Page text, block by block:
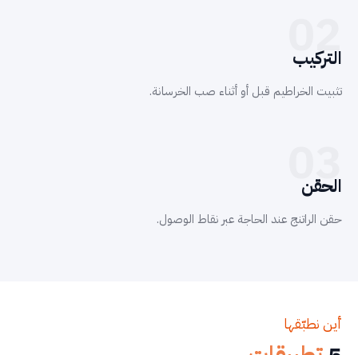
02
التركيب
تثبيت الخراطيم قبل أو أثناء صب الخرسانة.
03
الحقن
حقن الراتنج عند الحاجة عبر نقاط الوصول.
أين نطبّقها